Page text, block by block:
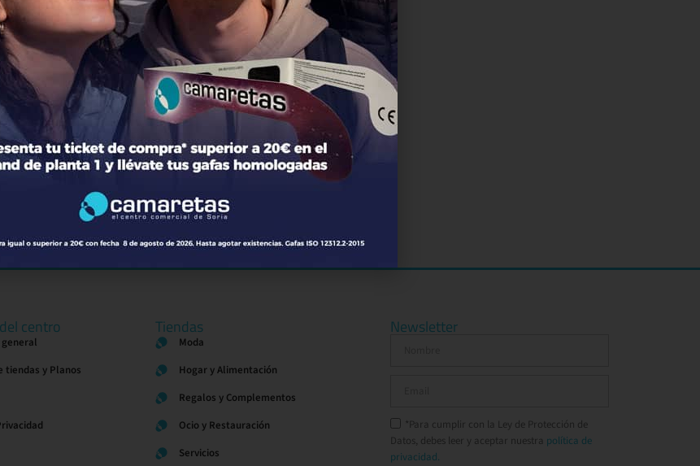
El Cinede Soria
centro
tiendas y Planos
Tiendas
Moda
Hogar y Alimentación
Regalos y Complementos
Ocio y Restauración
Servicios
Newsletter
*Para cumplir con la Ley de Protección de
Datos, debes leer y aceptar nuestra política de
privacidad.